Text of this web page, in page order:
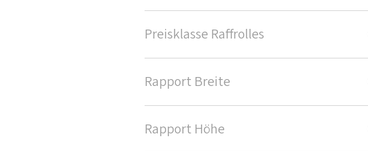
Preisklasse Raffrolles
Rapport Breite
Rapport Höhe